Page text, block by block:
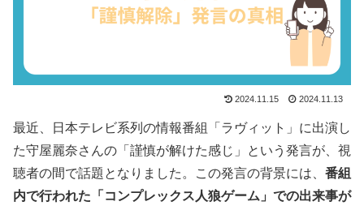
2024.11.15 2024.11.13
最近、日本テレビ系列の情報番組「ラヴィット」に出演し
た守屋麗奈さんの「謹慎が解けた感じ」という発言が、視
聴者の間で話題となりました。この発言の背景には、 番組
内で行われた「コンプレックス人狼ゲーム」での出来事が